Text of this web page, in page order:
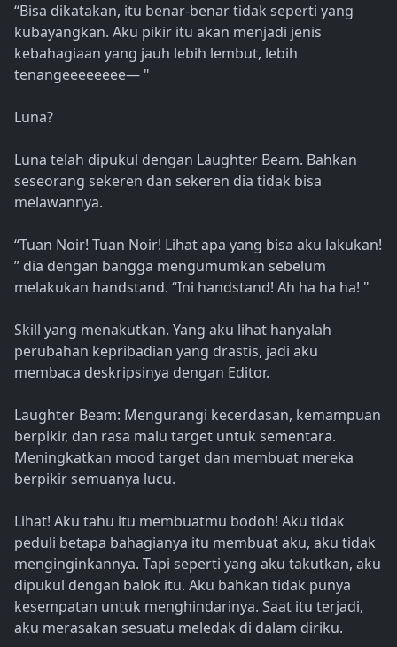
“Bisa dikatakan, itu benar-benar tidak seperti yang
kubayangkan. Aku pikir itu akan menjadi jenis
kebahagiaan yang jauh lebih lembut, lebih
tenangeeeeeeee— "
Luna?
Luna telah dipukul dengan Laughter Beam. Bahkan
seseorang sekeren dan sekeren dia tidak bisa
melawannya.
“Tuan Noir! Tuan Noir! Lihat apa yang bisa aku lakukan!
” dia dengan bangga mengumumkan sebelum
melakukan handstand. “Ini handstand! Ah ha ha ha! "
Skill yang menakutkan. Yang aku lihat hanyalah
perubahan kepribadian yang drastis, jadi aku
membaca deskripsinya dengan Editor.
Laughter Beam: Mengurangi kecerdasan, kemampuan
berpikir, dan rasa malu target untuk sementara.
Meningkatkan mood target dan membuat mereka
berpikir semuanya lucu.
Lihat! Aku tahu itu membuatmu bodoh! Aku tidak
peduli betapa bahagianya itu membuat aku, aku tidak
menginginkannya. Tapi seperti yang aku takutkan, aku
dipukul dengan balok itu. Aku bahkan tidak punya
kesempatan untuk menghindarinya. Saat itu terjadi,
aku merasakan sesuatu meledak di dalam diriku.